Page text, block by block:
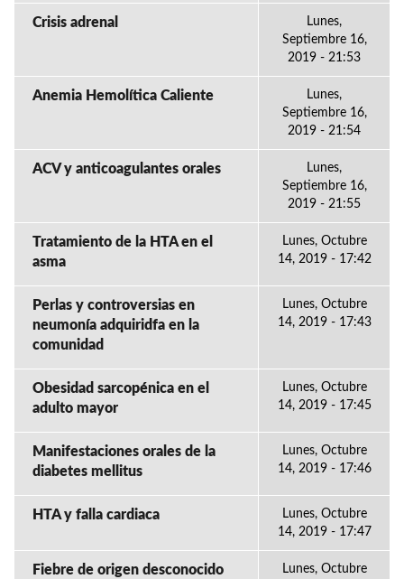
Crisis adrenal
Lunes,
Septiembre 16,
2019 - 21:53
Anemia Hemolítica Caliente
Lunes,
Septiembre 16,
2019 - 21:54
ACV y anticoagulantes orales
Lunes,
Septiembre 16,
2019 - 21:55
Tratamiento de la HTA en el
asma
Lunes, Octubre
14, 2019 - 17:42
Perlas y controversias en
neumonía adquiridfa en la
comunidad
Lunes, Octubre
14, 2019 - 17:43
Obesidad sarcopénica en el
adulto mayor
Lunes, Octubre
14, 2019 - 17:45
Manifestaciones orales de la
diabetes mellitus
Lunes, Octubre
14, 2019 - 17:46
HTA y falla cardiaca
Lunes, Octubre
14, 2019 - 17:47
Fiebre de origen desconocido
Lunes, Octubre